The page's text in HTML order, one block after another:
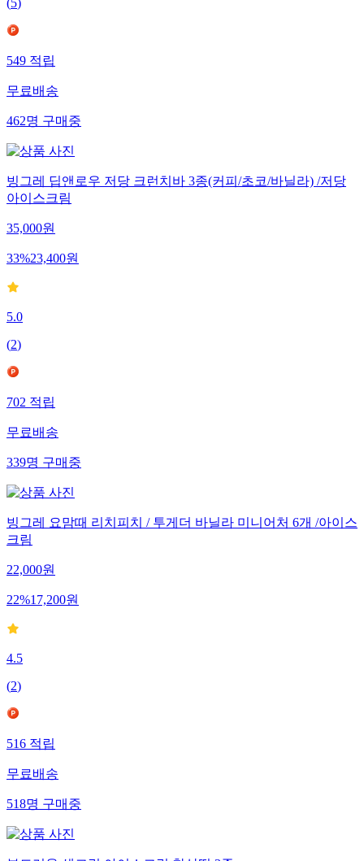
(5)
549적립
무료배송
462명구매중
빙그레 딥앤로우 저당 크런치바 3종(커피/초코/바닐라) /저당
아이스크림
35,000원
33%23,400원
5.0
(2)
702적립
무료배송
339명구매중
빙그레 요맘때 리치피치 / 투게더 바닐라 미니어처 6개 /아이스
크림
22,000원
22%17,200원
4.5
(2)
516적립
무료배송
518명구매중